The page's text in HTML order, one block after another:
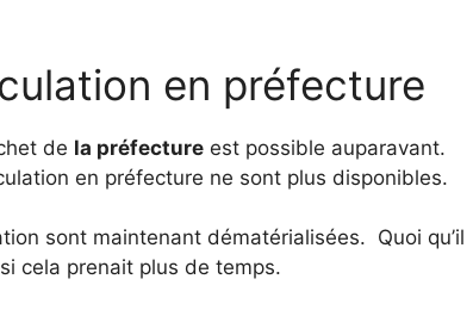
en préfecture
de la préfecture est possible auparavant.
en préfecture ne sont plus disponibles.
sont maintenant dématérialisées. Quoi qu’il
cela prenait plus de temps.